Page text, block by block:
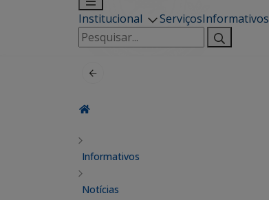
Institucional ServiçosInformativos
Pesquisar
por:
Informativos
Notícias